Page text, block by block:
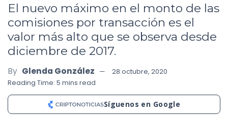
El nuevo máximo en el monto de las
comisiones por transacción es el
valor más alto que se observa desde
diciembre de 2017.
By Glenda González
28 octubre, 2020
Reading Time: 5 mins read
Síguenos en Google